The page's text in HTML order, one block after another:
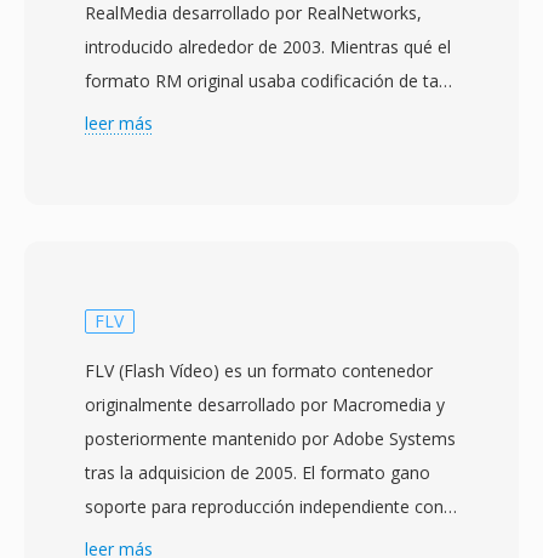
RealMedia desarrollado por RealNetworks,
introducido alrededor de 2003. Mientras qué el
formato RM original usaba codificación de tasa
de bits constante, RMVB emplea compresión
Esté enfoque produce una calidad visual
promedio equivalentes en comparacion con su
predecesor de tasa constante. RMVB gano
particular popularidad en los mercados del Esté
y Sudeste Asiatico durante mediados de los
años 2000, convirtiendose en un formato
leer más
FLV
FLV (Flash Vídeo) es un formato contenedor
originalmente desarrollado por Macromedia y
posteriormente mantenido por Adobe Systems
tras la adquisicion de 2005. El formato gano
soporte para reproducción independiente con
Flash Player 7 en 2003 y rápidamente se
leer más